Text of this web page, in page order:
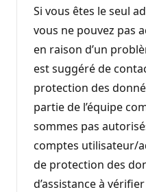
Si vous êtes le seul
vous ne pouvez pas
en raison d’un
est suggéré de
protection des
partie de l’équipe
sommes pas
comptes utilisateur/
de protection des
d’assistance à